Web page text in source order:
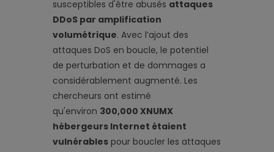
susceptibles d'être abusés attaques
DDoS par amplification
volumétrique. Avec l’ajout des
attaques DoS en boucle, le potentiel
de perturbation et de dommages a
considérablement augmenté. Les
chercheurs ont estimé
qu'environ 300,000 XNUMX
hébergeurs Internet étaient
vulnérables pour boucler les attaques